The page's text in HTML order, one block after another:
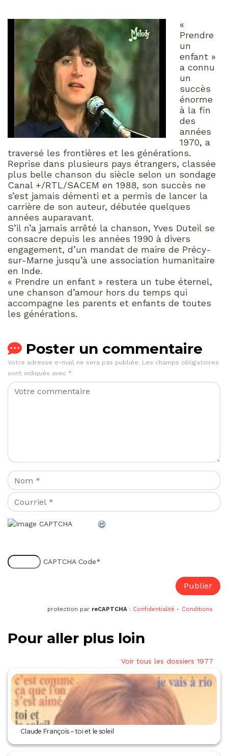
«
Prendre
un
enfant »
a connu
un
succès
énorme
à la fin
des
années
1970, a
traversé les frontières et les générations.
Reprise dans plusieurs pays étrangers, classée
plus belle chanson du siècle selon un sondage
Canal +/RTL/SACEM en 1988, son succès ne
s’est jamais démenti et a permis de lancer la
carrière de son auteur, débutée quelques
années auparavant.
S’il n’a jamais arrêté la chanson, Yves Duteil se
consacre depuis les années 1990 à divers
engagement, d’un mandat de maire de Précy-
sur-Marne jusqu’à une association humanitaire
en Inde.
« Prendre un enfant » restera un tube éternel,
une chanson d’amour hors du temps qui
accompagne les parents et enfants de toutes
les générations.
Poster un commentaire
Votre adresse e-mail ne sera pas publiée. Les champs obligatoires
sont indiqués avec *
CAPTCHA Code*
protection par reCAPTCHA : Confidentialité - Conditions
Pour aller plus loin
Voir tous les dossiers 1977
Claude François – toi et le soleil